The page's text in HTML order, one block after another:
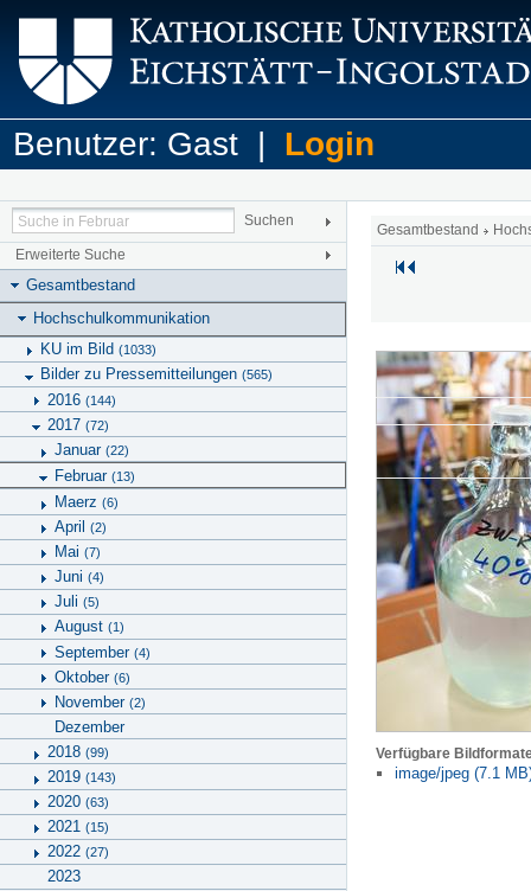
Benutzer: Gast | Login
Erweiterte Suche
Gesamtbestand
Hochschulkommunikation
KU im Bild (1033)
Bilder zu Pressemitteilungen (565)
2016 (144)
2017 (72)
Januar (22)
Februar (13)
Maerz (6)
April (2)
Mai (7)
Juni (4)
Juli (5)
August (1)
September (4)
Oktober (6)
November (2)
Dezember
2018 (99)
2019 (143)
2020 (63)
2021 (15)
2022 (27)
2023
Gesamtbestand
Verfügbare
image/jpeg (7.1